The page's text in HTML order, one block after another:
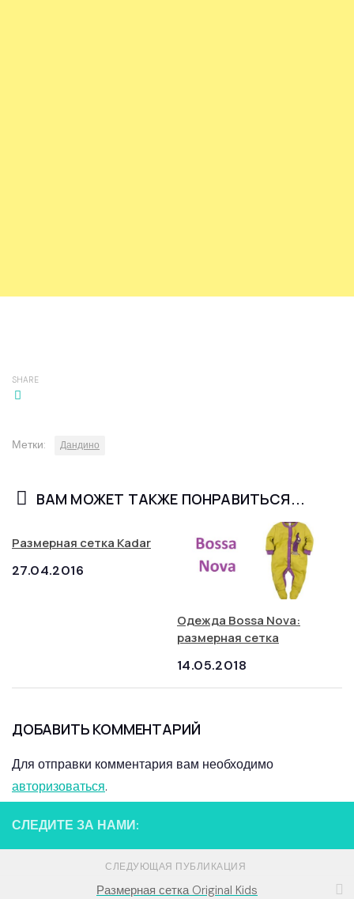
SHARE
Метки: Дандино
ВАМ МОЖЕТ ТАКЖЕ ПОНРАВИТЬСЯ...
Размерная сетка Kadar
27.04.2016
Одежда Bossa Nova:
размерная сетка
14.05.2018
ДОБАВИТЬ КОММЕНТАРИЙ
Для отправки комментария вам необходимо
авторизоваться.
СЛЕДИТЕ ЗА НАМИ:
СЛЕДУЮЩАЯ ПУБЛИКАЦИЯ
Размерная сетка Original Kids